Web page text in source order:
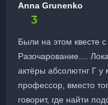
Anna Grunenko
3
Были на этом квесте с
Разочарование....
актёры абсолютнг Г у
профессор, вместо
говорит, где найти